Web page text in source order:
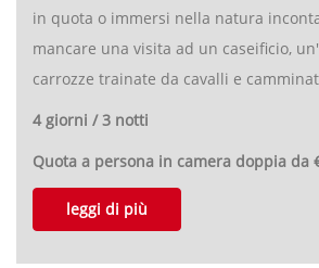
in quota o immersi nella natura
mancare una visita ad un caseificio,
carrozze trainate da cavalli e
4 giorni / 3 notti
Quota a persona in camera doppia da
leggi di più